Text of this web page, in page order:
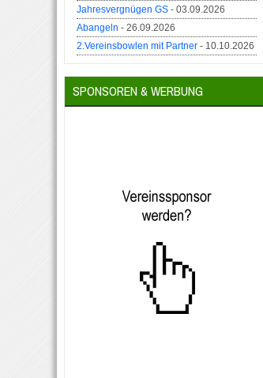
Jahresvergnügen GS - 03.09.2026
Abangeln - 26.09.2026
2.Vereinsbowlen mit Partner - 10.10.2026
SPONSOREN & WERBUNG